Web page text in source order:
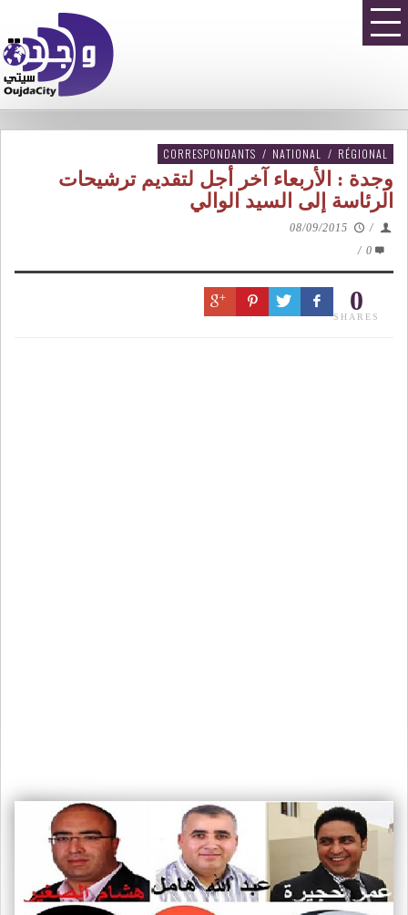
CORRESPONDANTS / NATIONAL / RÉGIONAL
وجدة : الأربعاء آخر أجل لتقديم ترشيحات
الرئاسة إلى السيد الوالي
/
08/09/2015
0
/
0
SHARES